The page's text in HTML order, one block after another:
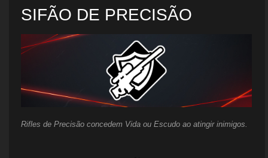
SIFÃO DE PRECISÃO
Rifles de Precisão concedem Vida ou Escudo ao atingir inimigos.